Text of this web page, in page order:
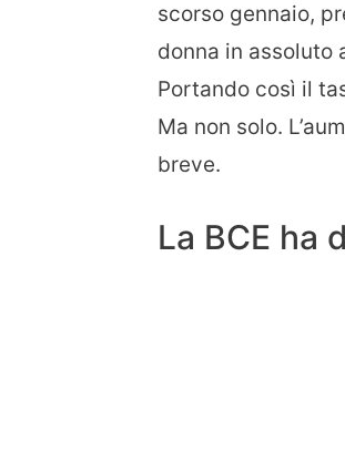
scorso gennaio,
donna in assoluto
Portando così il
Ma non solo.
breve.
La BCE ha